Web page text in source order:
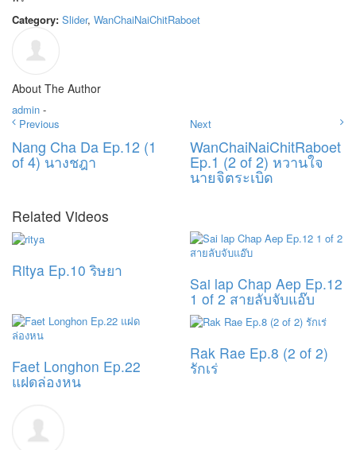
Category: Slider, WanChaiNaiChitRaboet
About The Author
admin -
Previous
Nang Cha Da Ep.12 (1
of 4) นางชฎา
Next
WanChaiNaiChitRaboet
Ep.1 (2 of 2) หวานใจ
นายจิตระเบิด
Related Videos
Ritya Ep.10 ริษยา
Sai lap Chap Aep Ep.12
1 of 2 สายลับจับแอ๊บ
Faet Longhon Ep.22
แฝดล่องหน
Rak Rae Ep.8 (2 of 2)
รักเร่